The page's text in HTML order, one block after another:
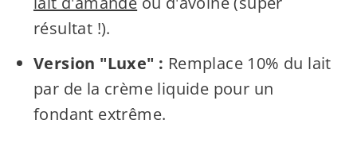
résultat !).
Version "Luxe" : Remplace 10% du lait
par de la crème liquide pour un
fondant extrême.